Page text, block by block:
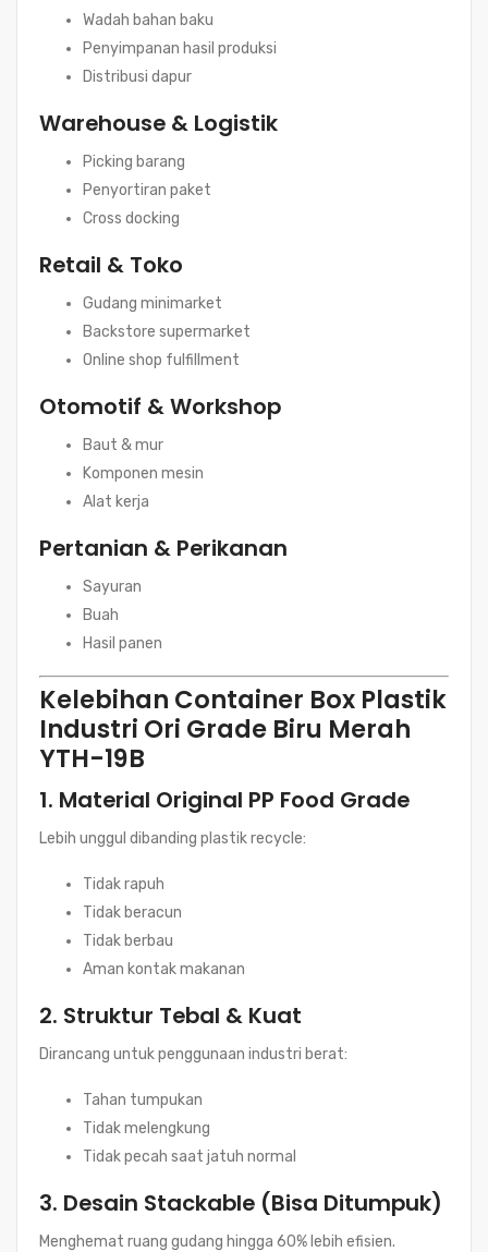
Wadah bahan baku
Penyimpanan hasil produksi
Distribusi dapur
Warehouse & Logistik
Picking barang
Penyortiran paket
Cross docking
Retail & Toko
Gudang minimarket
Backstore supermarket
Online shop fulfillment
Otomotif & Workshop
Baut & mur
Komponen mesin
Alat kerja
Pertanian & Perikanan
Sayuran
Buah
Hasil panen
Kelebihan Container Box Plastik
Industri Ori Grade Biru Merah
YTH-19B
1. Material Original PP Food Grade
Lebih unggul dibanding plastik recycle:
Tidak rapuh
Tidak beracun
Tidak berbau
Aman kontak makanan
2. Struktur Tebal & Kuat
Dirancang untuk penggunaan industri berat:
Tahan tumpukan
Tidak melengkung
Tidak pecah saat jatuh normal
3. Desain Stackable (Bisa Ditumpuk)
Menghemat ruang gudang hingga 60% lebih efisien.